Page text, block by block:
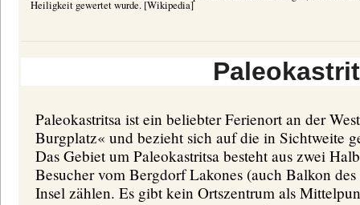
Heiligkeit gewertet wurde. [Wikipedia]
Paleokastritsa ist ein beliebter Ferienort an der
Burgplatz« und bezieht sich auf die in Sichtweite
Das Gebiet um Paleokastritsa besteht aus zwei
Besucher vom Bergdorf Lakones (auch Balkon
Insel zählen. Es gibt kein Ortszentrum als